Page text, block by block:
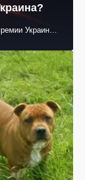
Украины